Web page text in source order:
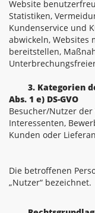
Website
Statistiken,
Kundenservice und
abwickeln, Websites
bereitstellen,
3. Kategorien
Abs. 1 e) DS-GVO
Besucher/Nutzer
Interessenten,
Kunden oder
Die betroffenen
„Nutzer“ bezeichnet.